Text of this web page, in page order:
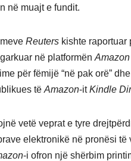
në muajt e fundit.
Reuters kishte raportuar
në platformënAmazon
për fëmijë “në pak orë”
tëAmazon-itKindle
vetë veprat e tyre
elektronikë në pronësi të
-i ofron një shërbim